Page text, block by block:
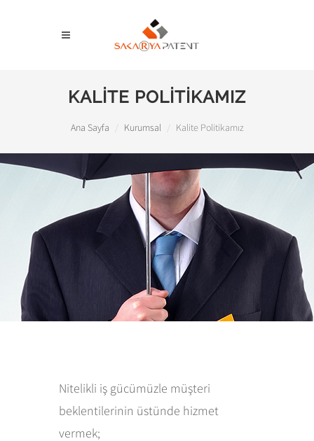
KALİTE POLİTİKAMIZ
Ana Sayfa Kurumsal Kalite Politikamız
Nitelikli iş gücümüzle müşteri
beklentilerinin üstünde hizmet
vermek;